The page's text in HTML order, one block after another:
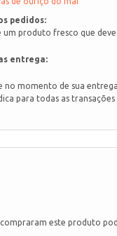
pedidos:
um produto fresco que
entrega:
no momento de sua
para todas as
este produto